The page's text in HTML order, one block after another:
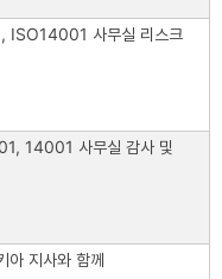
ISO14001 사무실 리스크
14001 사무실 감사 및
아 지사와 함께